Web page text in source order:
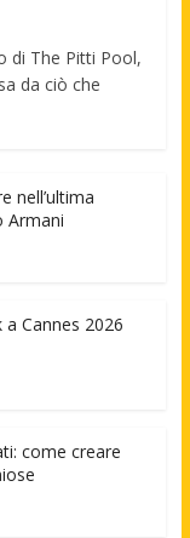
di The Pitti Pool,
da ciò che
nell’ultima
Armani
Cannes 2026
come creare